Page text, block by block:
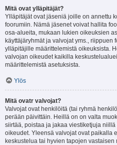
Mitä ovat ylläpitäjät?
Ylläpitäjät ovat jäseniä joille on annettu
foorumiin. Nämä jäsenet voivat hallita
osa-alueita, mukaan lukien oikeuksien
käyttäjäryhmät ja valvojat yms., riippuen
ylläpitäjille määrittelemistä oikeuksista.
valvojan oikeudet kaikilla
määrittelemistä asetuksista.
Ylös
Mitä ovatr valvojat?
Valvojat ovat henkilöitä (tai ryhmä
perään päivittäin. Heillä on on valta
siirtää, poistaa ja jakaa viestiketjuja
oikeudet. Yleensä valvojat ovat paikalla
keskustelua tai hyvien tapojen